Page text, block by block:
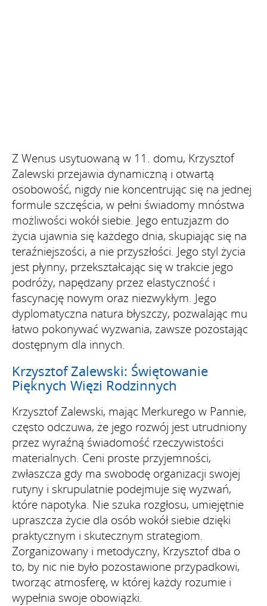
Z Wenus usytuowaną w 11. domu, Krzysztof
Zalewski przejawia dynamiczną i otwartą
osobowość, nigdy nie koncentrując się na jednej
formule szczęścia, w pełni świadomy mnóstwa
możliwości wokół siebie. Jego entuzjazm do
życia ujawnia się każdego dnia, skupiając się na
teraźniejszości, a nie przyszłości. Jego styl życia
jest płynny, przekształcając się w trakcie jego
podróży, napędzany przez elastyczność i
fascynację nowym oraz niezwykłym. Jego
dyplomatyczna natura błyszczy, pozwalając mu
łatwo pokonywać wyzwania, zawsze pozostając
dostępnym dla innych.
Krzysztof Zalewski: Świętowanie
Pięknych Więzi Rodzinnych
Krzysztof Zalewski, mając Merkurego w Pannie,
często odczuwa, że jego rozwój jest utrudniony
przez wyraźną świadomość rzeczywistości
materialnych. Ceni proste przyjemności,
zwłaszcza gdy ma swobodę organizacji swojej
rutyny i skrupulatnie podejmuje się wyzwań,
które napotyka. Nie szuka rozgłosu, umiejętnie
upraszcza życie dla osób wokół siebie dzięki
praktycznym i skutecznym strategiom.
Zorganizowany i metodyczny, Krzysztof dba o
to, by nic nie było pozostawione przypadkowi,
tworząc atmosferę, w której każdy rozumie i
wypełnia swoje obowiązki.